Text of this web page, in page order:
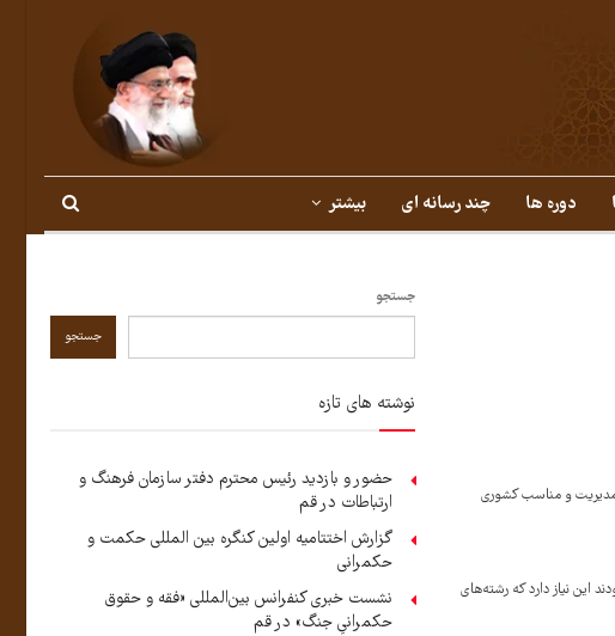
دوره ها چند رسانه ای بیشتر
مدیریت و مناسب کشوری
این نیاز دارد که رشته‌های
جستجو
جستجو
نوشته های تازه
حضور و بازدید رئیس محترم دفتر سازمان فرهنگ و
ارتباطات در قم
گزارش اختتامیه اولین کنگره بین المللی حکمت و
حکمرانی
نشست خبری کنفرانس بین‌المللی «فقه و حقوق
حکمرانیِ جنگ» در قم